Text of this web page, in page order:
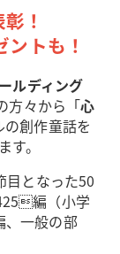
！
ントも！
ルディング
方々から「心
創作童話を
す。
目となった50
編（小学
、一般の部